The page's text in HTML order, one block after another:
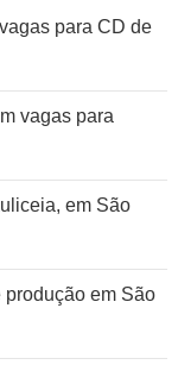
para CD de
vagas para
em São
em São